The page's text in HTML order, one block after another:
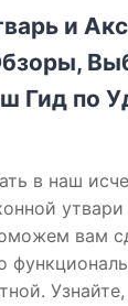
и
Гид по
в наш
утвари
вам